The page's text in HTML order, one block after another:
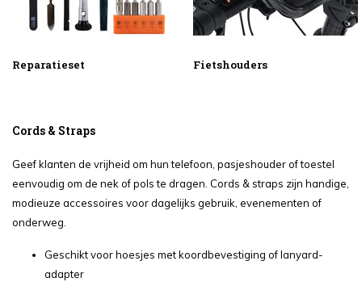
Reparatieset Fietshouders
Cords & Straps
Geef klanten de vrijheid om hun telefoon, pasjeshouder of toestel
eenvoudig om de nek of pols te dragen. Cords & straps zijn handige,
modieuze accessoires voor dagelijks gebruik, evenementen of
onderweg.
Geschikt voor hoesjes met koordbevestiging of lanyard-
adapter